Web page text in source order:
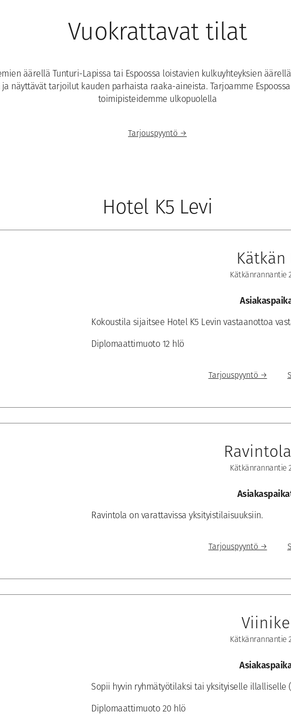
Vuokrattavat tilat
äärellä Tunturi-Lapissa tai Espoossa loistavien kulkuyhteyksien
näyttävät tarjoilut kauden parhaista raaka-aineista. Tarjoamme
toimipisteidemme ulkopuolella
Tarjouspyyntö →
Hotel K5 Levi
Kätkän
Kätkänrannantie
Kokoustila sijaitsee Hotel K5 Levin vastaanottoa
Diplomaattimuoto 12 hlö
Tarjouspyyntö →
Kätkänrannantie
Ravintola on varattavissa yksityistilaisuuksiin.
Tarjouspyyntö →
Kätkänrannantie
Sopii hyvin ryhmätyötilaksi tai yksityiselle illalliselle
Diplomaattimuoto 20 hlö